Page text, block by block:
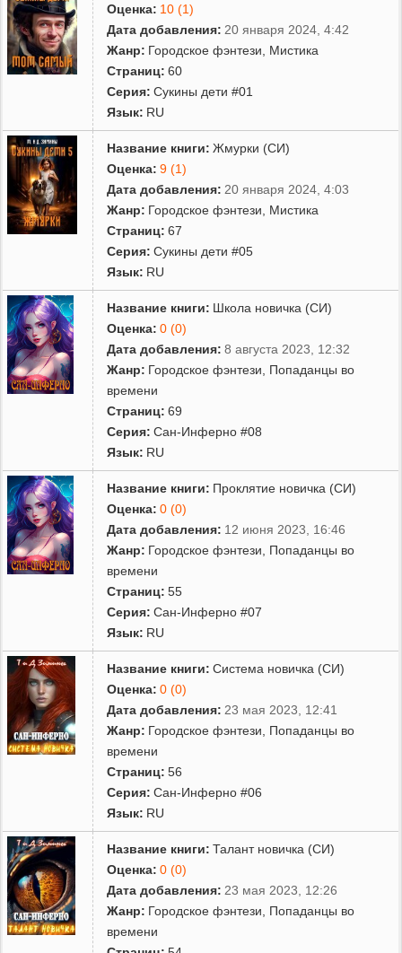
Оценка: 10 (1)
Дата добавления: 20 января 2024, 4:42
Жанр: Городское фэнтези
Мистика
Страниц: 60
Серия: Сукины дети #01
Язык: RU
Название книги: Жмурки (СИ)
Оценка: 9 (1)
Дата добавления: 20 января 2024, 4:03
Жанр: Городское фэнтези
Мистика
Страниц: 67
Серия: Сукины дети #05
Язык: RU
Название книги: Школа новичка (СИ)
Оценка: 0 (0)
Дата добавления: 8 августа 2023, 12:32
Жанр: Городское фэнтези
Попаданцы во
времени
Страниц: 69
Серия: Сан-Инферно #08
Язык: RU
Название книги: Проклятие новичка (СИ)
Оценка: 0 (0)
Дата добавления: 12 июня 2023, 16:46
Жанр: Городское фэнтези
Попаданцы во
времени
Страниц: 55
Серия: Сан-Инферно #07
Язык: RU
Название книги: Система новичка (СИ)
Оценка: 0 (0)
Дата добавления: 23 мая 2023, 12:41
Жанр: Городское фэнтези
Попаданцы во
времени
Страниц: 56
Серия: Сан-Инферно #06
Язык: RU
Название книги: Талант новичка (СИ)
Оценка: 0 (0)
Дата добавления: 23 мая 2023, 12:26
Жанр: Городское фэнтези
Попаданцы во
времени